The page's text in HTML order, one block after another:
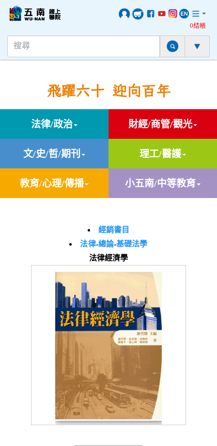
0結帳
飛躍六十 迎向百年
法律/政治 財經/商管/觀光
文/史/哲/期刊 理工/醫護
教育/心理/傳播 小五南/中等教育
經銷書目
法律-總論-基礎法學
法律經濟學